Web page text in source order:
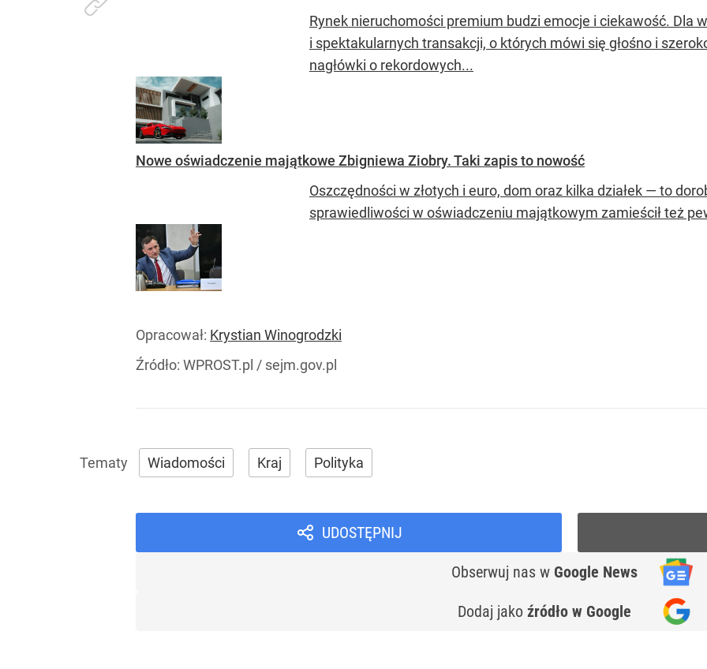
Rynek nieruchomości premium budzi emocje i ciekawość. Dla
i spektakularnych transakcji, o których mówi się głośno i
nagłówki o rekordowych...
Nowe oświadczenie majątkowe Zbigniewa Ziobry. Taki zapis to nowość
Oszczędności w złotych i euro, dom oraz kilka działek — to
sprawiedliwości w oświadczeniu majątkowym zamieścił też
Opracował: Krystian Winogrodzki
Źródło: WPROST.pl / sejm.gov.pl
Wiadomości Kraj Polityka
UDOSTĘPNIJ
Obserwuj nas w Google News
Dodaj jako źródło w Google